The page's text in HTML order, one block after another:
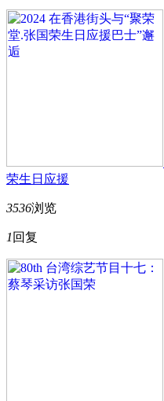
荣生日应援
3536浏览
1 回复